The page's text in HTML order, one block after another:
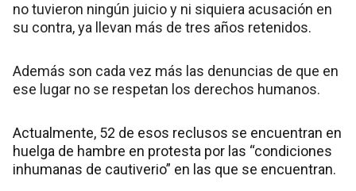
no tuvieron ningún juicio y ni siquiera acusación en
su contra, ya llevan más de tres años retenidos.
Además son cada vez más las denuncias de que en
ese lugar no se respetan los derechos humanos.
Actualmente, 52 de esos reclusos se encuentran en
huelga de hambre en protesta por las “condiciones
inhumanas de cautiverio” en las que se encuentran.